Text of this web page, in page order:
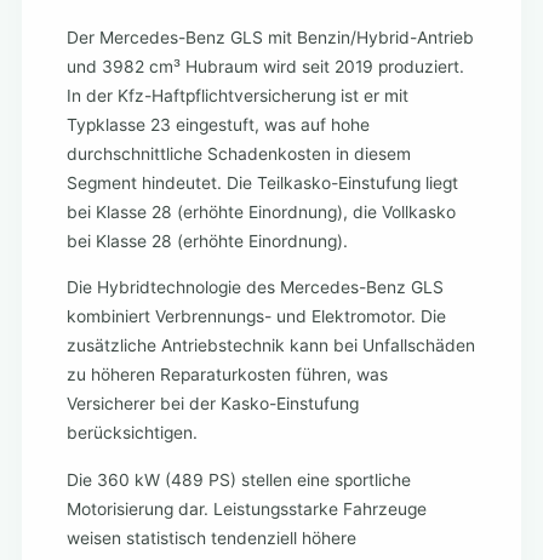
Der Mercedes-Benz GLS mit Benzin/Hybrid-Antrieb
und 3982 cm³ Hubraum wird seit 2019 produziert.
In der Kfz-Haftpflichtversicherung ist er mit
Typklasse 23 eingestuft, was auf hohe
durchschnittliche Schadenkosten in diesem
Segment hindeutet. Die Teilkasko-Einstufung liegt
bei Klasse 28 (erhöhte Einordnung), die Vollkasko
bei Klasse 28 (erhöhte Einordnung).
Die Hybridtechnologie des Mercedes-Benz GLS
kombiniert Verbrennungs- und Elektromotor. Die
zusätzliche Antriebstechnik kann bei Unfallschäden
zu höheren Reparaturkosten führen, was
Versicherer bei der Kasko-Einstufung
berücksichtigen.
Die 360 kW (489 PS) stellen eine sportliche
Motorisierung dar. Leistungsstarke Fahrzeuge
weisen statistisch tendenziell höhere